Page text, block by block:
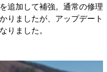
追加して補強。通常の修理
りましたが、アップデート
りました。